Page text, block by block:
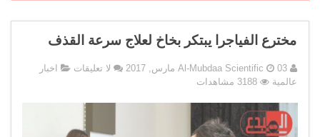
مخترع الفياجرا يبتكر بخاخ لعلاج سرعة القذف
Al-Mubdaa Scientific 03 مارس, 2017 لا تعليقات
اخبار
عالمية
3188 مشاهدات